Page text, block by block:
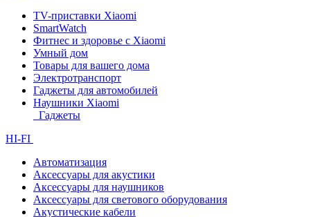
TV-приставки Xiaomi
SmartWatch
Фитнес и здоровье с Xiaomi
Умный дом
Товары для вашего дома
Электротранспорт
Гаджеты для автомобилей
Наушники Xiaomi
Гаджеты
HI-FI
Автоматизация
Аксессуары для акустики
Аксессуары для наушников
Аксессуары для светового оборудования
Акустические кабели